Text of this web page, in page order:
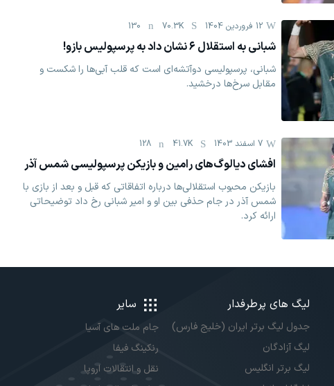
12 فروردين 1404 70.3K
130
شبانی به استقلال ۶ نشان داد به پرسپولیس بازو!
شبانی، پرسپولیسی دوآتشه‌ای است که قلب آبی‌ها را شکست و
مقابل سرخ‌ها درخشید.
7 اسفند 1403 41.7K
128
افشای دیالوگ‌های رامین و بازیکن پرسپولیسی شمس آذر
بازیکن محبوب استقلالی‌ها درباره اتفاقاتی که قبل و بعد از بازی با
شمس آذر در جام حذفی بین او و امیر شبانی رخ داد توضیحاتی
ارائه کرد.
لیگ های پرطرفدار
جدول لیگ برتر ایران (خلیج فارس)
لیگ آزادگان
لیگ برتر انگلیس
سایر
جام ملت های آسیا
رنکینگ فیفا
نقل و انتقالات اروپا